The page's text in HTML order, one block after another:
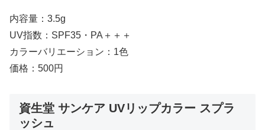
内容量：3.5g
UV指数：SPF35・PA＋＋＋
カラーバリエーション：1色
価格：500円
資生堂 サンケア UVリップカラー スプラ
ッシュ